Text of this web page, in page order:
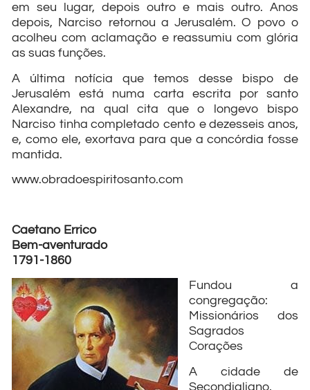
em seu lugar, depois outro e mais outro. Anos
depois, Narciso retornou a Jerusalém. O povo o
acolheu com aclamação e reassumiu com glória
as suas funções.
A última notícia que temos desse bispo de
Jerusalém está numa carta escrita por santo
Alexandre, na qual cita que o longevo bispo
Narciso tinha completado cento e dezesseis anos,
e, como ele, exortava para que a concórdia fosse
mantida.
www.obradoespiritosanto.com
Caetano Errico
Bem-aventurado
1791-1860
Fundou a
congregação:
Missionários dos
Sagrados
Corações
A cidade de
Secondigliano,